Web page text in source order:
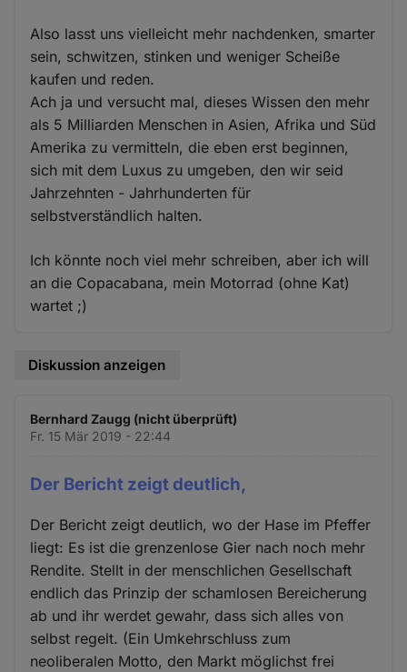
Also lasst uns vielleicht mehr nachdenken, smarter
sein, schwitzen, stinken und weniger Scheiße
kaufen und reden.
Ach ja und versucht mal, dieses Wissen den mehr
als 5 Milliarden Menschen in Asien, Afrika und Süd
Amerika zu vermitteln, die eben erst beginnen,
sich mit dem Luxus zu umgeben, den wir seid
Jahrzehnten - Jahrhunderten für
selbstverständlich halten.
Ich könnte noch viel mehr schreiben, aber ich will
an die Copacabana, mein Motorrad (ohne Kat)
wartet ;)
Diskussion anzeigen
Bernhard Zaugg (nicht überprüft)
Fr. 15 Mär 2019 - 22:44
Der Bericht zeigt deutlich,
Der Bericht zeigt deutlich, wo der Hase im Pfeffer
liegt: Es ist die grenzenlose Gier nach noch mehr
Rendite. Stellt in der menschlichen Gesellschaft
endlich das Prinzip der schamlosen Bereicherung
ab und ihr werdet gewahr, dass sich alles von
selbst regelt. (Ein Umkehrschluss zum
neoliberalen Motto, den Markt möglichst frei